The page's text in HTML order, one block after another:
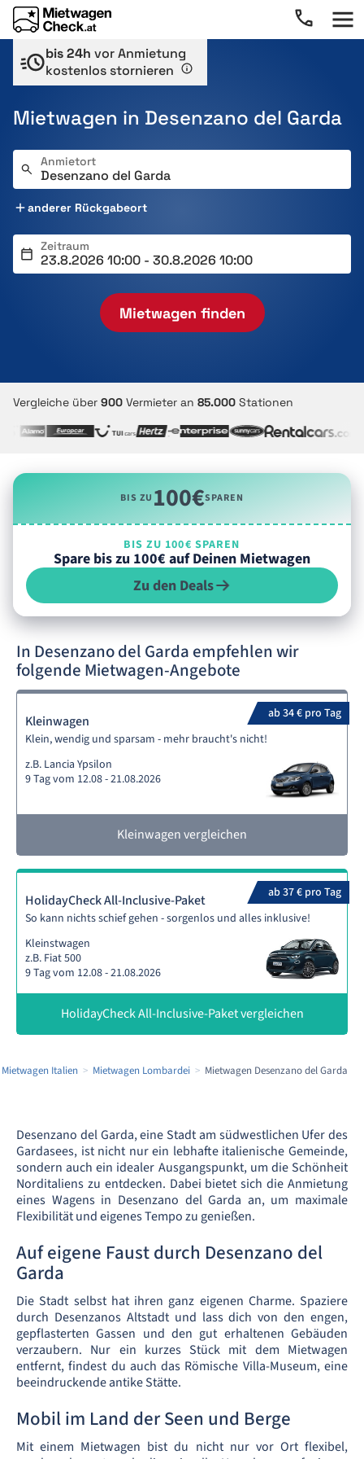
bis 24h vor Anmietung
kostenlos stornieren
Mietwagen in Desenzano del Garda
Anmietort
anderer Rückgabeort
Zeitraum
Mietwagen finden
Vergleiche über 900 Vermieter an 85.000 Stationen
BIS ZU100€SPAREN
BIS ZU 100€ SPAREN
Spare bis zu 100€ auf Deinen Mietwagen
Zu den Deals
In Desenzano del Garda empfehlen wir
folgende Mietwagen-Angebote
ab 34 € pro Tag
Kleinwagen
Klein, wendig und sparsam - mehr braucht's nicht!
z.B. Lancia Ypsilon
9 Tag vom 12.08 - 21.08.2026
Kleinwagen vergleichen
ab 37 € pro Tag
HolidayCheck All-Inclusive-Paket
So kann nichts schief gehen - sorgenlos und alles inklusive!
Kleinstwagen
z.B. Fiat 500
9 Tag vom 12.08 - 21.08.2026
HolidayCheck All-Inclusive-Paket vergleichen
Mietwagen Italien Mietwagen Lombardei Mietwagen Desenzano del Garda
Desenzano del Garda, eine Stadt am südwestlichen Ufer des
Gardasees, ist nicht nur ein lebhafte italienische Gemeinde,
sondern auch ein idealer Ausgangspunkt, um die Schönheit
Norditaliens zu entdecken. Dabei bietet sich die Anmietung
eines Wagens in Desenzano del Garda an, um maximale
Flexibilität und eigenes Tempo zu genießen.
Auf eigene Faust durch Desenzano del
Garda
Die Stadt selbst hat ihren ganz eigenen Charme. Spaziere
durch Desenzanos Altstadt und lass dich von den engen,
gepflasterten Gassen und den gut erhaltenen Gebäuden
verzaubern. Nur ein kurzes Stück mit dem Mietwagen
entfernt, findest du auch das Römische Villa-Museum, eine
beeindruckende antike Stätte.
Mobil im Land der Seen und Berge
Mit einem Mietwagen bist du nicht nur vor Ort flexibel,